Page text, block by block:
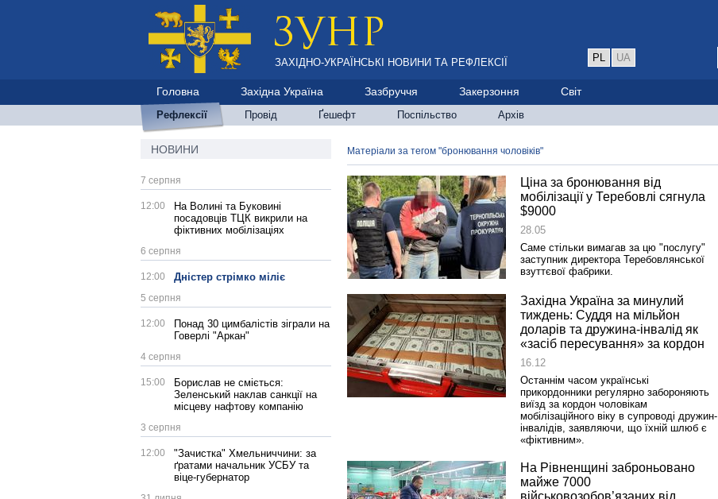
ЗАХІДНО-УКРАЇНСЬКІ НОВИНИ ТА РЕФЛЕКСІЇ PL UA
Головна Західна Україна Зазбруччя Закерзоння Світ
Рефлексії Провід Ґешефт Поспільство Архів
НОВИНИ
7 серпня
12:00
На Волині та Буковині
посадовців ТЦК викрили на
фіктивних мобілізаціях
6 серпня
12:00 Дністер стрімко міліє
5 серпня
12:00
Понад 30 цимбалістів зіграли на
Говерлі "Аркан"
4 серпня
15:00
Борислав не сміється:
Зеленський наклав санкції на
місцеву нафтову компанію
3 серпня
12:00
"Зачистка" Хмельниччини: за
ґратами начальник УСБУ та
віце-губернатор
Матеріали за тегом "бронювання чоловіків"
Ціна за бронювання від
мобілізації у Теребовлі сягнула
$9000
28.05
Саме стільки вимагав за цю "послугу"
заступник директора Теребовлянської
взуттєвої фабрики.
Західна Україна за минулий
тиждень: Суддя на мільйон
доларів та дружина-інвалід як
«засіб пересування» за кордон
16.12
Останнім часом українські
прикордонники регулярно забороняють
виїзд за кордон чоловікам
мобілізаційного віку в супроводі дружин-
інвалідів, заявляючи, що їхній шлюб є
«фіктивним».
На Рівненщині заброньовано
майже 7000
військовозобов’язаних від